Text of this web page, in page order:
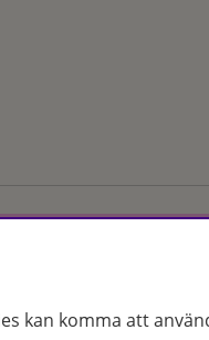
besök oss i
kan komma att